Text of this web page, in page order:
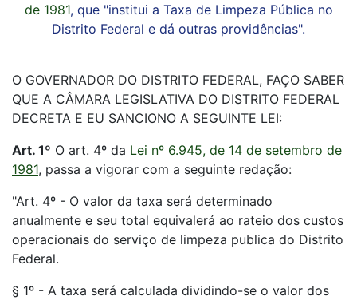
de 1981, que "institui a Taxa de Limpeza Pública no
Distrito Federal e dá outras providências".
O GOVERNADOR DO DISTRITO FEDERAL, FAÇO SABER
QUE A CÂMARA LEGISLATIVA DO DISTRITO FEDERAL
DECRETA E EU SANCIONO A SEGUINTE LEI:
Art. 1º O art. 4º da Lei nº 6.945, de 14 de setembro de
1981, passa a vigorar com a seguinte redação:
"Art. 4º - O valor da taxa será determinado
anualmente e seu total equivalerá ao rateio dos custos
operacionais do serviço de limpeza publica do Distrito
Federal.
§ 1º - A taxa será calculada dividindo-se o valor dos